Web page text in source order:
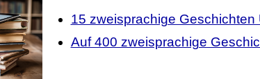
15 zweisprachige
Auf 400 zweisprachige